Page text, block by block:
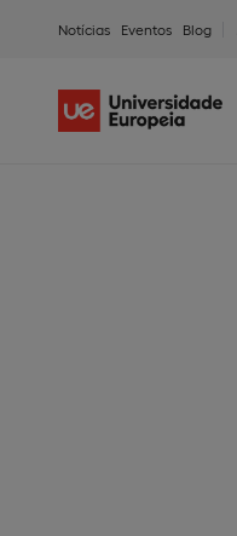
Notícias Eventos Blog